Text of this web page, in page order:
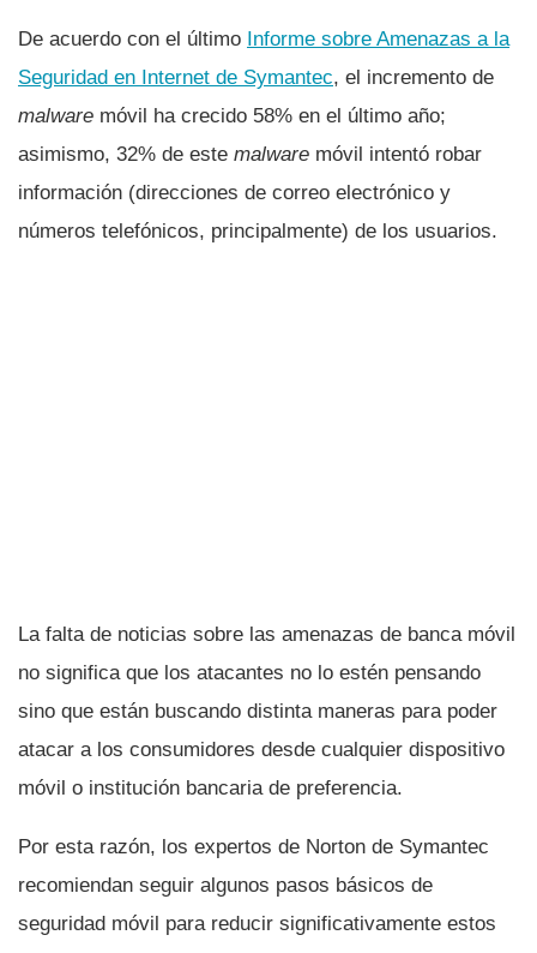
De acuerdo con el último Informe sobre Amenazas a la
Seguridad en Internet de Symantec, el incremento de
malware móvil ha crecido 58% en el último año;
asimismo, 32% de este malware móvil intentó robar
información (direcciones de correo electrónico y
números telefónicos, principalmente) de los usuarios.
La falta de noticias sobre las amenazas de banca móvil
no significa que los atacantes no lo estén pensando
sino que están buscando distinta maneras para poder
atacar a los consumidores desde cualquier dispositivo
móvil o institución bancaria de preferencia.
Por esta razón, los expertos de Norton de Symantec
recomiendan seguir algunos pasos básicos de
seguridad móvil para reducir significativamente estos